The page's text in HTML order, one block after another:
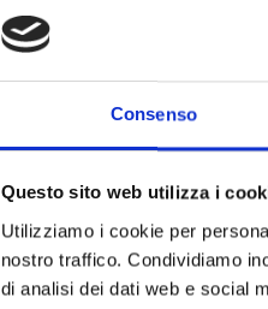
Consenso
Questo sito web utilizza i
Utilizziamo i cookie per
nostro traffico. Condividiamo
di analisi dei dati web e social